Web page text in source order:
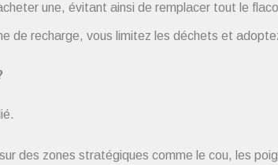
une, évitant ainsi de remplacer tout le
de recharge, vous limitez les déchets et
des zones stratégiques comme le cou, les